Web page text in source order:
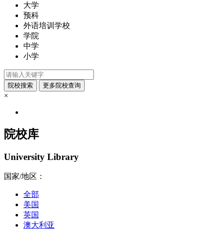
大学
预科
外语培训学校
学院
中学
小学
×
院校库
University Library
国家/地区：
全部
美国
英国
澳大利亚